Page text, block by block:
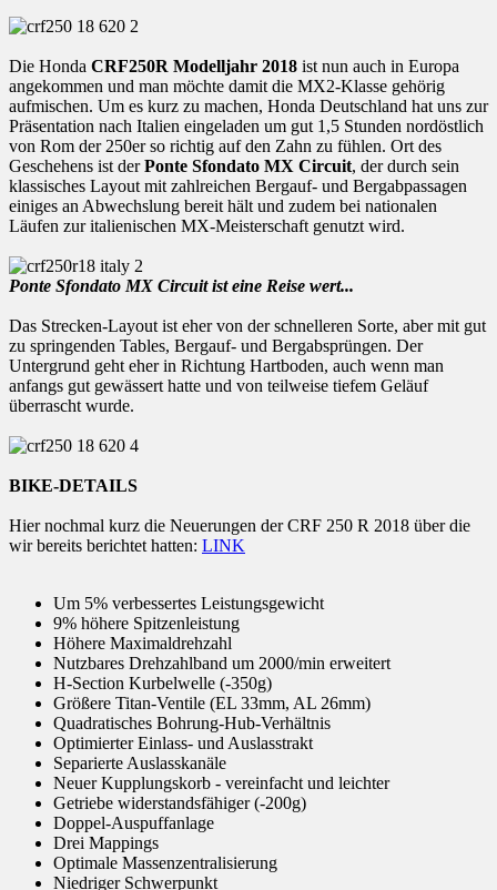
Die Honda CRF250R Modelljahr 2018 ist nun auch in Europa
angekommen und man möchte damit die MX2-Klasse gehörig
aufmischen. Um es kurz zu machen, Honda Deutschland hat uns zur
Präsentation nach Italien eingeladen um gut 1,5 Stunden nordöstlich
von Rom der 250er so richtig auf den Zahn zu fühlen. Ort des
Geschehens ist derPonte Sfondato MX Circuit, der durch sein
klassisches Layout mit zahlreichen Bergauf- und Bergabpassagen
einiges an Abwechslung bereit hält und zudem bei nationalen
Läufen zur italienischen MX-Meisterschaft genutzt wird.
Ponte Sfondato MX Circuit ist eine Reise wert...
Das Strecken-Layout ist eher von der schnelleren Sorte, aber mit gut
zu springenden Tables, Bergauf- und Bergabsprüngen. Der
Untergrund geht eher in Richtung Hartboden, auch wenn man
anfangs gut gewässert hatte und von teilweise tiefem Geläuf
überrascht wurde.
BIKE-DETAILS
Hier nochmal kurz die Neuerungen der CRF 250 R 2018 über die
wir bereits berichtet hatten: LINK
Um 5% verbessertes Leistungsgewicht
9% höhere Spitzenleistung
Höhere Maximaldrehzahl
Nutzbares Drehzahlband um 2000/min erweitert
H-Section Kurbelwelle (-350g)
Größere Titan-Ventile (EL 33mm, AL 26mm)
Quadratisches Bohrung-Hub-Verhältnis
Optimierter Einlass- und Auslasstrakt
Separierte Auslasskanäle
Neuer Kupplungskorb - vereinfacht und leichter
Getriebe widerstandsfähiger (-200g)
Doppel-Auspuffanlage
Drei Mappings
Optimale Massenzentralisierung
Niedriger Schwerpunkt